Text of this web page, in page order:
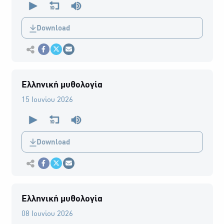
seconds
0
secondsDownload
Κοινοποίηση στο Facebook
Κοινοποίηση Twitter
Αποστολή με Email
Ελληνική μυθολογία
15 Ιουνίου 2026
seconds
0
secondsDownload
Κοινοποίηση στο Facebook
Κοινοποίηση Twitter
Αποστολή με Email
Ελληνική μυθολογία
08 Ιουνίου 2026